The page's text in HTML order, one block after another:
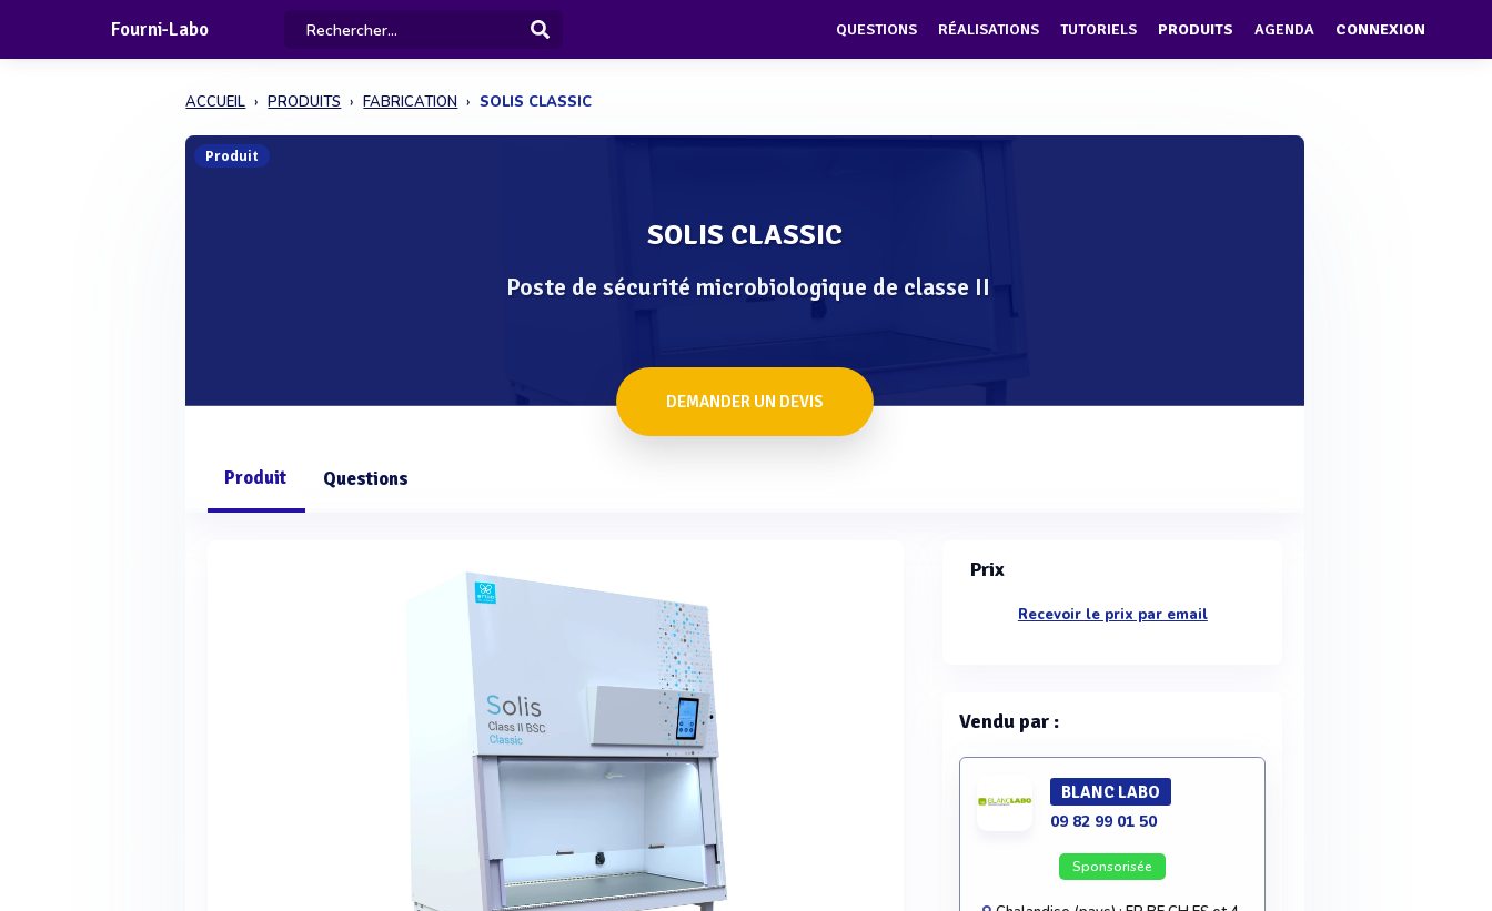
Fourni-Labo QUESTIONS RÉALISATIONS TUTORIELS PRODUITS AGENDA CONNEXION
ACCUEIL PRODUITS FABRICATION SOLIS CLASSIC
Produit
SOLIS CLASSIC
Poste de sécurité microbiologique de classe II
DEMANDER UN DEVIS
Produit Questions
Prix
Recevoir le prix par email
Vendu par :
BLANC LABO
09 82 99 01 50
Sponsorisée